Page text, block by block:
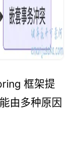
框架提
由多种原因